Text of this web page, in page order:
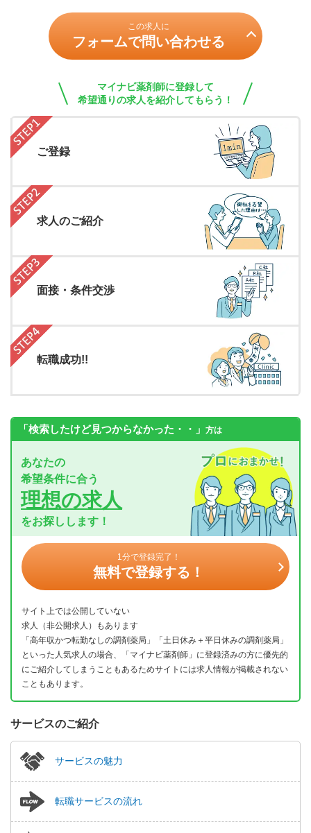
この求人に
フォームで問い合わせる
マイナビ薬剤師に登録して
希望通りの求人を紹介してもらう！
ご登録
求人のご紹介
面接・条件交渉
転職成功!!
「検索したけど見つからなかった・・」 方は
あなたの
希望条件に合う
理想の求人
をお探しします！
1分で登録完了！
無料で登録する！
サイト上では公開していない
求人（非公開求人）もあります
「高年収かつ転勤なしの調剤薬局」「土日休み＋平日休みの調剤薬局」
といった人気求人の場合、「マイナビ薬剤師」に登録済みの方に優先的
にご紹介してしまうこともあるためサイトには求人情報が掲載されない
こともあります。
サービスのご紹介
サービスの魅力
転職サービスの流れ